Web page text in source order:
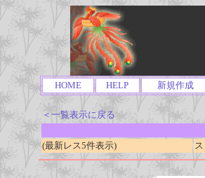
HOME HELP 新規作成
＜一覧表示に戻る
(最新レス5件表示)